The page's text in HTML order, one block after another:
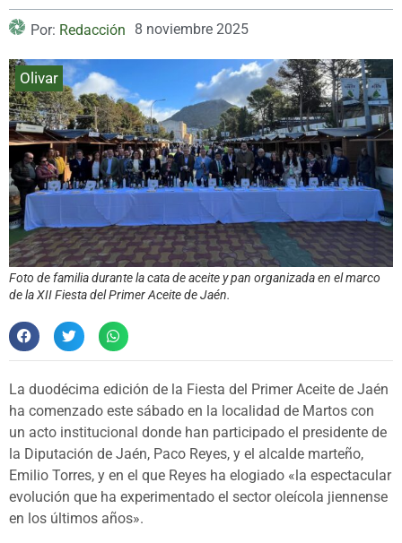
Por: Redacción 8 noviembre 2025
Olivar
Foto de familia durante la cata de aceite y pan organizada en el marco
de la XII Fiesta del Primer Aceite de Jaén.
La duodécima edición de la Fiesta del Primer Aceite de Jaén
ha comenzado este sábado en la localidad de Martos con
un acto institucional donde han participado el presidente de
la Diputación de Jaén, Paco Reyes, y el alcalde marteño,
Emilio Torres, y en el que Reyes ha elogiado «la espectacular
evolución que ha experimentado el sector oleícola jiennense
en los últimos años».